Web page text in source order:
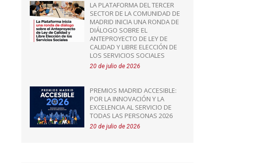
LA PLATAFORMA DEL TERCER
SECTOR DE LA COMUNIDAD DE
MADRID INICIA UNA RONDA DE
DIÁLOGO SOBRE EL
ANTEPROYECTO DE LEY DE
CALIDAD Y LIBRE ELECCIÓN DE
LOS SERVICIOS SOCIALES
20 de julio de 2026
PREMIOS MADRID ACCESIBLE:
POR LA INNOVACIÓN Y LA
EXCELENCIA AL SERVICIO DE
TODAS LAS PERSONAS 2026
20 de julio de 2026